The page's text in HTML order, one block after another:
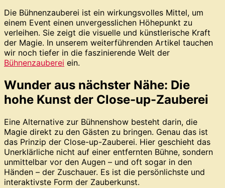
Die Bühnenzauberei ist ein wirkungsvolles Mittel, um
einem Event einen unvergesslichen Höhepunkt zu
verleihen. Sie zeigt die visuelle und künstlerische Kraft
der Magie. In unserem weiterführenden Artikel tauchen
wir noch tiefer in die faszinierende Welt der
Bühnenzauberei ein.
Wunder aus nächster Nähe: Die
hohe Kunst der Close-up-Zauberei
Eine Alternative zur Bühnenshow besteht darin, die
Magie direkt zu den Gästen zu bringen. Genau das ist
das Prinzip der Close-up-Zauberei. Hier geschieht das
Unerklärliche nicht auf einer entfernten Bühne, sondern
unmittelbar vor den Augen – und oft sogar in den
Händen – der Zuschauer. Es ist die persönlichste und
interaktivste Form der Zauberkunst.